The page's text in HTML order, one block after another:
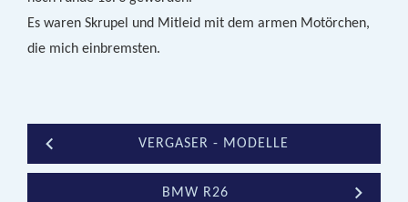
Es waren Skrupel und Mitleid mit dem armen Motörchen,
die mich einbremsten.
VERGASER - MODELLE
BMW R26